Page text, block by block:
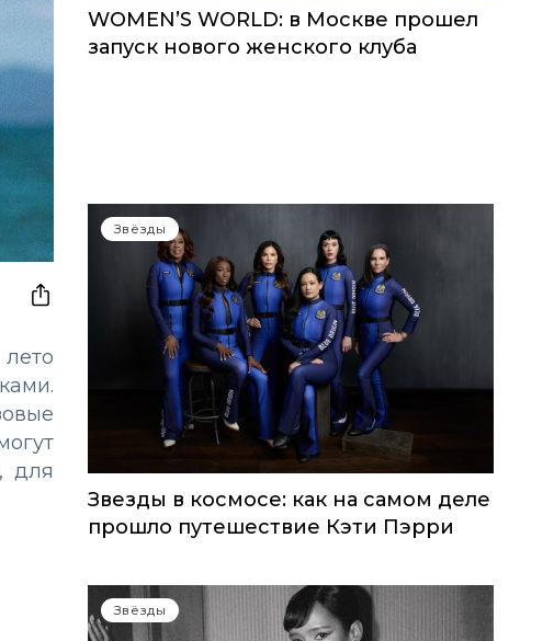
для
WOMEN’S WORLD: в Москве прошел
запуск нового женского клуба
Звёзды
Звезды в космосе: как на самом деле
прошло путешествие Кэти Пэрри
Звёзды